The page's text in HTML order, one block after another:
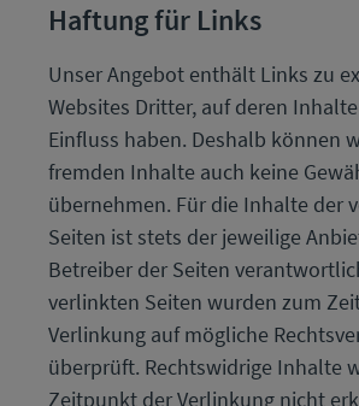
Haftung für Links
Unser Angebot enthält Links zu
Websites Dritter, auf deren
Einfluss haben. Deshalb können
fremden Inhalte auch keine
übernehmen. Für die Inhalte der
Seiten ist stets der jeweilige
Betreiber der Seiten
verlinkten Seiten wurden zum
Verlinkung auf mögliche
überprüft. Rechtswidrige Inhalte
Zeitpunkt der Verlinkung nicht